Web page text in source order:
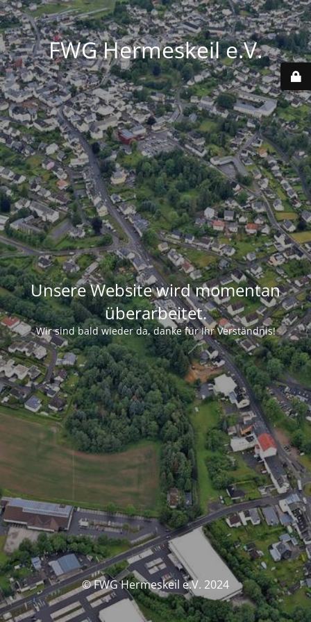
FWG Hermeskeil e.V.
Unsere Website wird momentan
überarbeitet.
Wir sind bald wieder da, danke für Ihr Verständnis!
© FWG Hermeskeil e.V. 2024